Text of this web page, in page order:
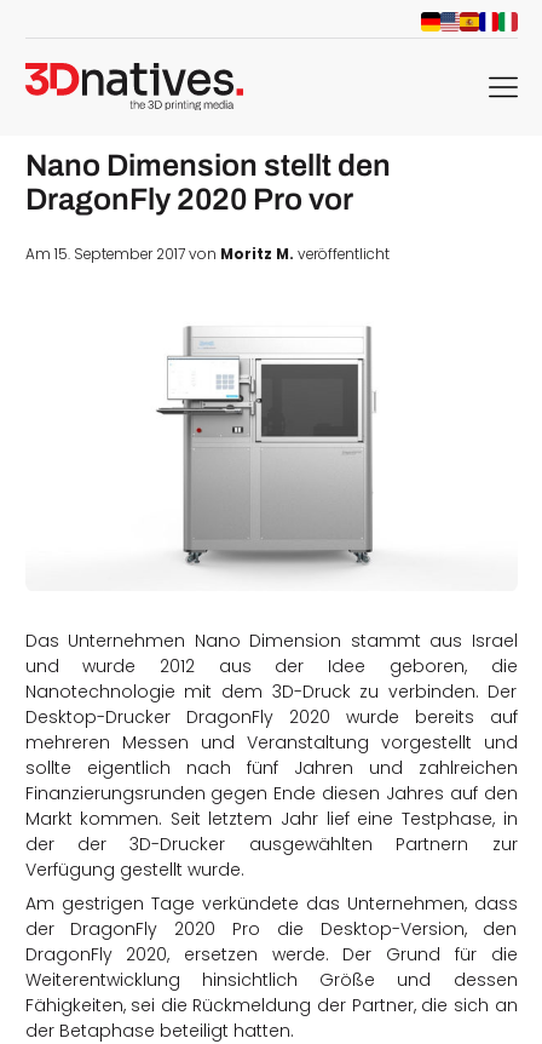
menu
Nano Dimension stellt den
DragonFly 2020 Pro vor
Am 15. September 2017 von Moritz M. veröffentlicht
Das Unternehmen Nano Dimension stammt aus Israel
und wurde 2012 aus der Idee geboren, die
Nanotechnologie mit dem 3D-Druck zu verbinden. Der
Desktop-Drucker DragonFly 2020 wurde bereits auf
mehreren Messen und Veranstaltung vorgestellt und
sollte eigentlich nach fünf Jahren und zahlreichen
Finanzierungsrunden gegen Ende diesen Jahres auf den
Markt kommen. Seit letztem Jahr lief eine Testphase, in
der der 3D-Drucker ausgewählten Partnern zur
Verfügung gestellt wurde.
Am gestrigen Tage verkündete das Unternehmen, dass
der DragonFly 2020 Pro die Desktop-Version, den
DragonFly 2020, ersetzen werde. Der Grund für die
Weiterentwicklung hinsichtlich Größe und dessen
Fähigkeiten, sei die Rückmeldung der Partner, die sich an
der Betaphase beteiligt hatten.